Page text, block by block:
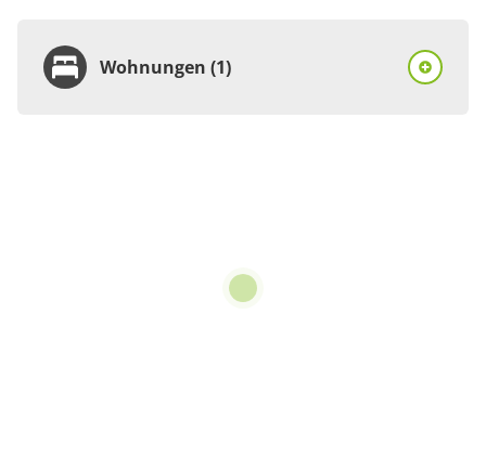
Wohnungen (1)
pro Einheit/Nacht